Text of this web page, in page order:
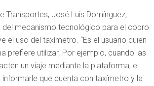
Transportes, José Luis Domínguez,
del mecanismo tecnológico para el cobro
el uso del taxímetro. “Es el usuario quien
prefiere utilizar. Por ejemplo, cuando las
un viaje mediante la plataforma, el
que cuenta con taxímetro y la